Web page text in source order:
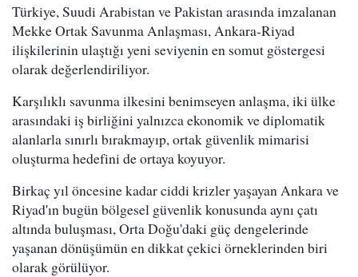
Türkiye, Suudi Arabistan ve Pakistan arasında imzalanan
Mekke Ortak Savunma Anlaşması, Ankara-Riyad
ilişkilerinin ulaştığı yeni seviyenin en somut göstergesi
olarak değerlendiriliyor.
Karşılıklı savunma ilkesini benimseyen anlaşma, iki ülke
arasındaki iş birliğini yalnızca ekonomik ve diplomatik
alanlarla sınırlı bırakmayıp, ortak güvenlik mimarisi
oluşturma hedefini de ortaya koyuyor.
Birkaç yıl öncesine kadar ciddi krizler yaşayan Ankara ve
Riyad'ın bugün bölgesel güvenlik konusunda aynı çatı
altında buluşması, Orta Doğu'daki güç dengelerinde
yaşanan dönüşümün en dikkat çekici örneklerinden biri
olarak görülüyor.